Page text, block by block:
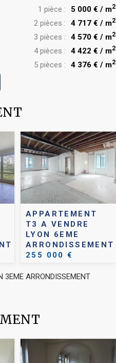
1 pièce : 5 000 € / m2
2 pièces : 4 717 € / m2
3 pièces : 4 570 € / m2
4 pièces : 4 422 € / m2
5 pièces : 4 376 € / m2
APPARTEMENT
T3 A VENDRE
LYON 6EME
ARRONDISSEMENT
255 000 €
ARRONDISSEMENT